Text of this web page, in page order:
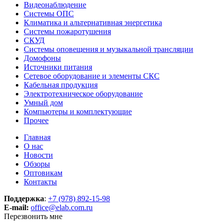
Видеонаблюдение
Системы ОПС
Климатика и альтернативная энергетика
Системы пожаротушения
СКУД
Системы оповещения и музыкальной трансляции
Домофоны
Источники питания
Сетевое оборудование и элементы СКС
Кабельная продукция
Электротехническое оборудование
Умный дом
Компьютеры и комплектующие
Прочее
Главная
О нас
Новости
Обзоры
Оптовикам
Контакты
Поддержка: +7 (978) 892-15-98
E-mail: office@elab.com.ru
Перезвонить мне